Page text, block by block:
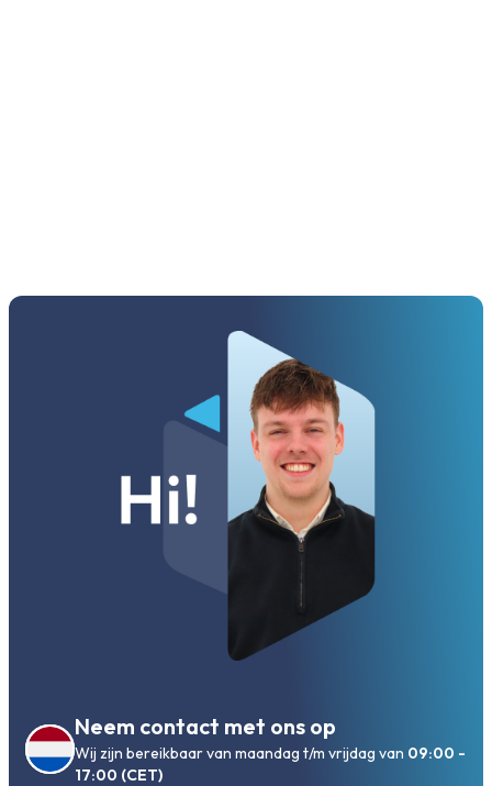
Neem contact met ons op
Wij zijn bereikbaar van maandag t/m vrijdag van 09:00 -
17:00 (CET)